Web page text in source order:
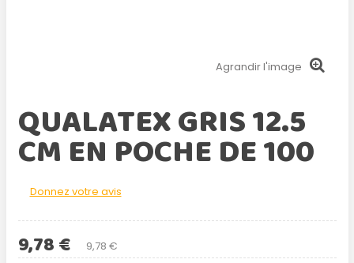
Agrandir l'image
QUALATEX GRIS 12.5
CM EN POCHE DE 100
Donnez votre avis
9,78 €
9,78 €